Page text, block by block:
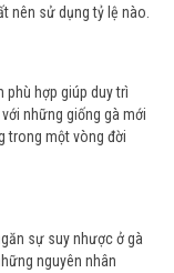
nên sử dụng tỷ lệ nào.
phù hợp giúp duy trì
những giống gà mới
trong một vòng đời
sự suy nhược ở gà
nguyên nhân